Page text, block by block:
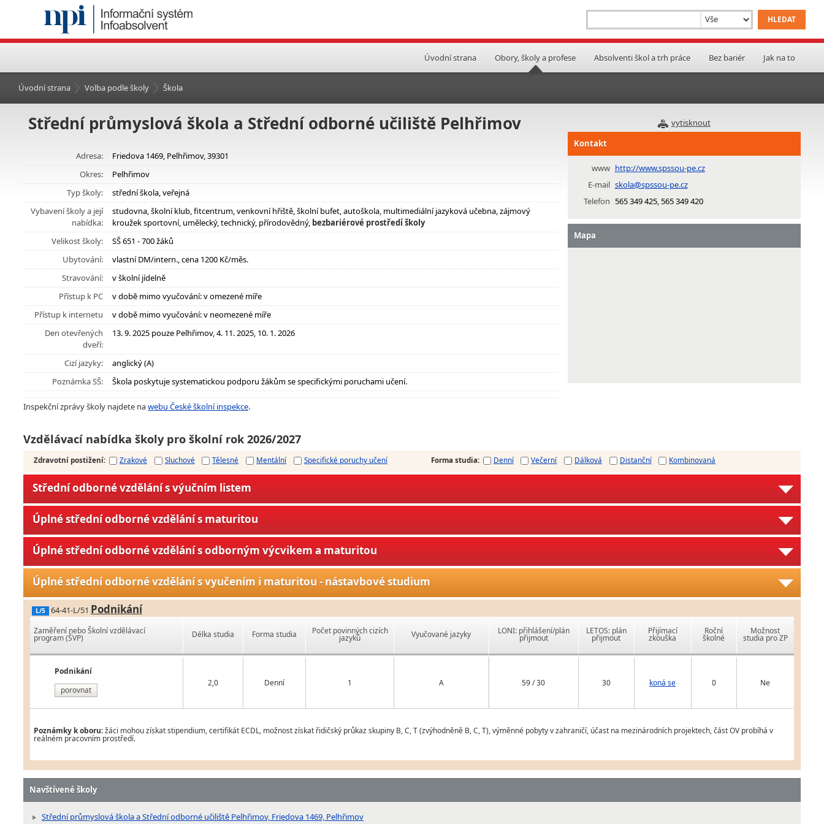
Úvodní strana Obory, školy a profese Absolventi škol a trh práce Bez bariér Jak na to
Úvodní strana Volba podle školy Škola
vytisknout
Střední průmyslová škola a Střední odborné učiliště Pelhřimov
Adresa:
Friedova 1469, Pelhřimov, 39301
Okres:
Pelhřimov
Typ školy:
střední škola, veřejná
Vybavení školy a její
nabídka:
studovna, školní klub, fitcentrum, venkovní hřiště, školní bufet, autoškola, multimediální jazyková učebna, zájmový
kroužek sportovní, umělecký, technický, přírodovědný, bezbariérové prostředí školy
Velikost školy:
SŠ 651 - 700 žáků
Ubytování:
vlastní DM/intern., cena 1200 Kč/měs.
Stravování:
v školní jídelně
Přístup k PC
v době mimo vyučování: v omezené míře
Přístup k internetu
v době mimo vyučování: v neomezené míře
Den otevřených
dveří:
13. 9. 2025 pouze Pelhřimov, 4. 11. 2025, 10. 1. 2026
Cizí jazyky:
anglický (A)
Poznámka SŠ:
Škola poskytuje systematickou podporu žákům se specifickými poruchami učení.
Inspekční zprávy školy najdete nawebu České školní inspekce.
Kontakt
www http://www.spssou-pe.cz
E-mail skola@spssou-pe.cz
Telefon 565 349 425, 565 349 420
Mapa
Vzdělávací nabídka školy pro školní rok 2026/2027
Zdravotní postižení: Zrakové Sluchové Tělesné Mentální Specifické poruchy učení Forma studia: Denní Večerní Dálková Distanční Kombinovaná
Střední odborné vzdělání s výučním listem
Úplné střední odborné vzdělání s maturitou
Úplné střední odborné vzdělání s odborným výcvikem a maturitou
Úplné střední odborné vzdělání s vyučením i maturitou - nástavbové studium
L/5 64-41-L/51 Podnikání
Zaměření nebo Školní vzdělávací
program (ŠVP)
Podnikání
porovnat
Délka studia Forma studia Počet povinných cizích
jazyků Vyučované jazyky
2,0 Denní 1 A
LONI: přihlášení/plán
přijmout
LETOS: plán
přijmout
Přijímací
zkouška
Roční
školné
Možnost
studia pro ZP
59 / 30 30 koná se 0 Ne
Poznámky k oboru:žáci mohou získat stipendium, certifikát ECDL, možnost získat řidičský průkaz skupiny B, C, T (zvýhodněně B, C, T), výměnné pobyty v zahraničí, účast na mezinárodních projektech, část OV probíhá v
reálném pracovním prostředí.
Navštívené školy
Střední průmyslová škola a Střední odborné učiliště Pelhřimov, Friedova 1469, Pelhřimov